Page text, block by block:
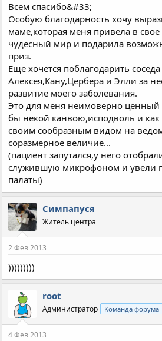
Всем спасибо&#33;
Особую благодарность хочу
маме,которая меня привела в свое
чудесный мир и подарила
приз.
Еще хочется поблагодарить соседа
Алексея,Кану,Цербера и Элли за
развитие моего заболевания.
Это для меня неимоверно ценный
бы некой канвою,исподволь и как
своим сообразным видом на
соразмерное величие...
(пациент запутался,у него
служившую микрофоном и увели
палаты)
Симпапуся
Житель центра
2 Фев 2013
)))))))))
root
Администратор Команда форума
4 Фев 2013